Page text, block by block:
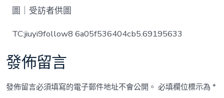
圖｜受訪者供圖
TC:jiuyi9follow8 6a05f536404cb5.69195633
發佈留言
發佈留言必須填寫的電子郵件地址不會公開。 必填欄位標示為*